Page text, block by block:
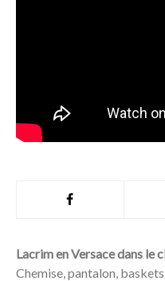
Lacrim en Versace dans le
Chemise, pantalon,